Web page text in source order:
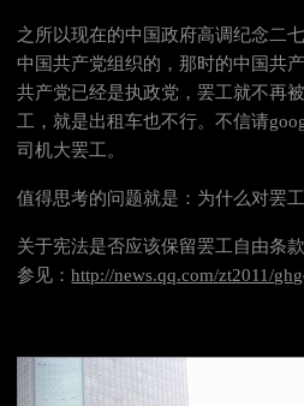
之所以现在的中国政府高调纪念二
中国共产党组织的，那时的中国共
共产党已经是执政党，罢工就不再
工，就是出租车也不行。不信请
司机大罢工。
值得思考的问题就是：为什么对罢
关于宪法是否应该保留罢工自由条
参见：http://news.qq.com/zt2011/